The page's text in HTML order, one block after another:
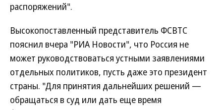
распоряжений".
Высокопоставленный представитель ФСВТС
пояснил вчера "РИА Новости", что Россия не
может руководствоваться устными заявлениями
отдельных политиков, пусть даже это президент
страны. "Для принятия дальнейших решений —
обращаться в суд или дать еще время